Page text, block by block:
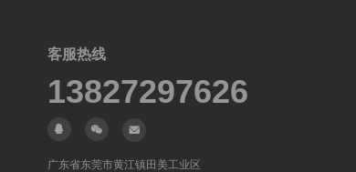
客服热线
13827297626
广东省东莞市黄江镇田美工业区